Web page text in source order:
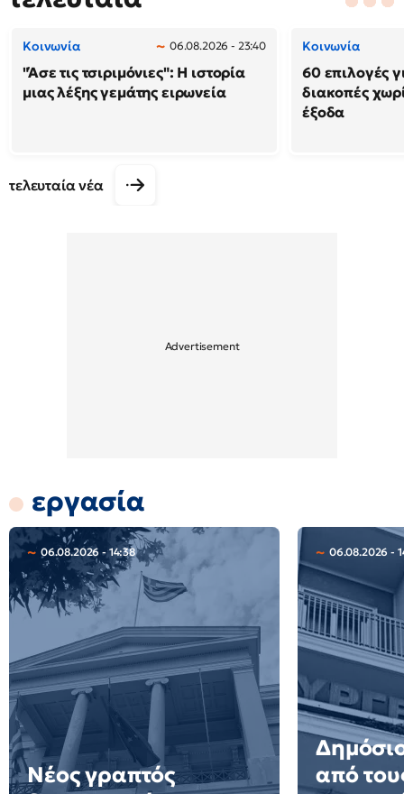
Κοινωνία 06.08.2026 - 23:40
"Άσε τις τσιριμόνιες": Η ιστορία
μιας λέξης γεμάτης ειρωνεία
Κοινωνία
60 επιλογές
διακοπές
έξοδα
τελευταία νέα
εργασία
06.08.2026 - 14:38
Νέος γραπτός
06.08.2026 -
από